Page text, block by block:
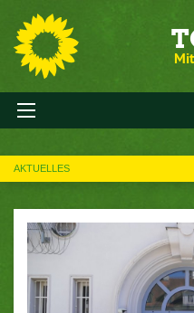
AKTUELLES